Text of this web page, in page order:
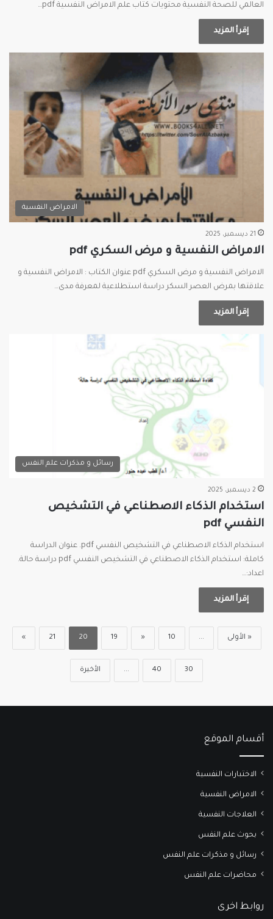
العالمي للصحة النفسية محتويات كتاب علم الامراض النفسية pdf…
إقرأ المزيد
الامراض النفسية
21 ديسمبر، 2025
الامراض النفسية و مرض السكري pdf
الامراض النفسية و مرض السكري pdf عنوان الكتاب : الامراض النفسية و
علاقتها بمرض العصر السكر دراسة استطلاعية لمعرفة مدى…
إقرأ المزيد
رسائل و مذكرات علم النفس
2 ديسمبر، 2025
استخدام الذكاء الاصطناعي في التشخيص
النفسي pdf
استخدام الذكاء الاصطناعي في التشخيص النفسي pdf. عنوان الدراسة
كاملة: استخدام الذكاء الاصطناعي في التشخيص النفسي pdf دراسة حالة.
اعداد:…
إقرأ المزيد
« الأولى ...
10
«
19
20
21
»
30
40
... الأخيرة
أقسام الموقع
الاختبارات النفسية
الامراض النفسية
العلاجات النفسية
بحوث علم النفس
رسائل و مذكرات علم النفس
محاضرات علم النفس
روابط اخرى